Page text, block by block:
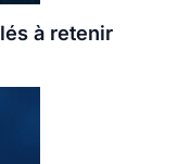
à retenir